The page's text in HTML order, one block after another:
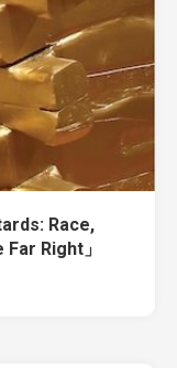
Race,
Right」